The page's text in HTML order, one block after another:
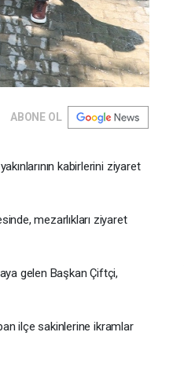
ABONE OL
kabirlerini ziyaret
mezarlıkları ziyaret
gelen Başkan Çiftçi,
ilçe sakinlerine ikramlar